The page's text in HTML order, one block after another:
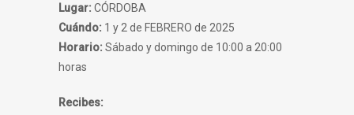
Lugar: CÓRDOBA
Cuándo: 1 y 2 de FEBRERO de 2025
Horario: Sábado y domingo de 10:00 a 20:00
horas
Recibes: